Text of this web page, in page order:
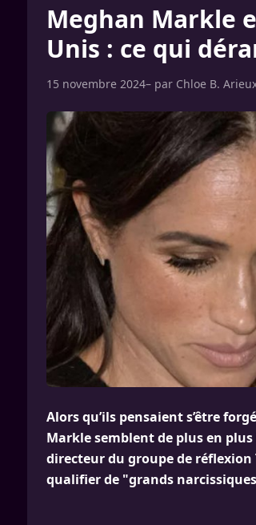
Meghan Markle
Unis : ce qui
15 novembre 2024– par Chloe B.
Alors qu’ils pensaient s’être
Markle semblent de plus en plus
directeur du groupe de réflexion
qualifier de "grands